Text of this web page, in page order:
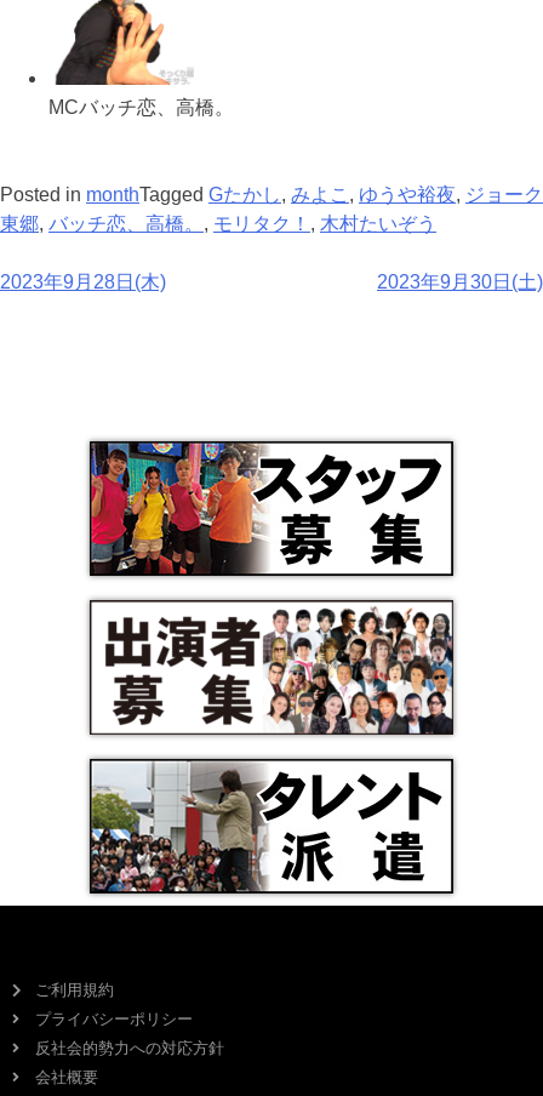
MCバッチ恋、高橋。
Posted in monthTagged Gたかし, みよこ , ゆうや裕夜, ジョーク
東郷, バッチ恋、高橋。 , モリタク！ , 木村たいぞう
2023年9月28日(木) 2023年9月30日(土)
ご利用規約
プライバシーポリシー
反社会的勢力への対応方針
会社概要